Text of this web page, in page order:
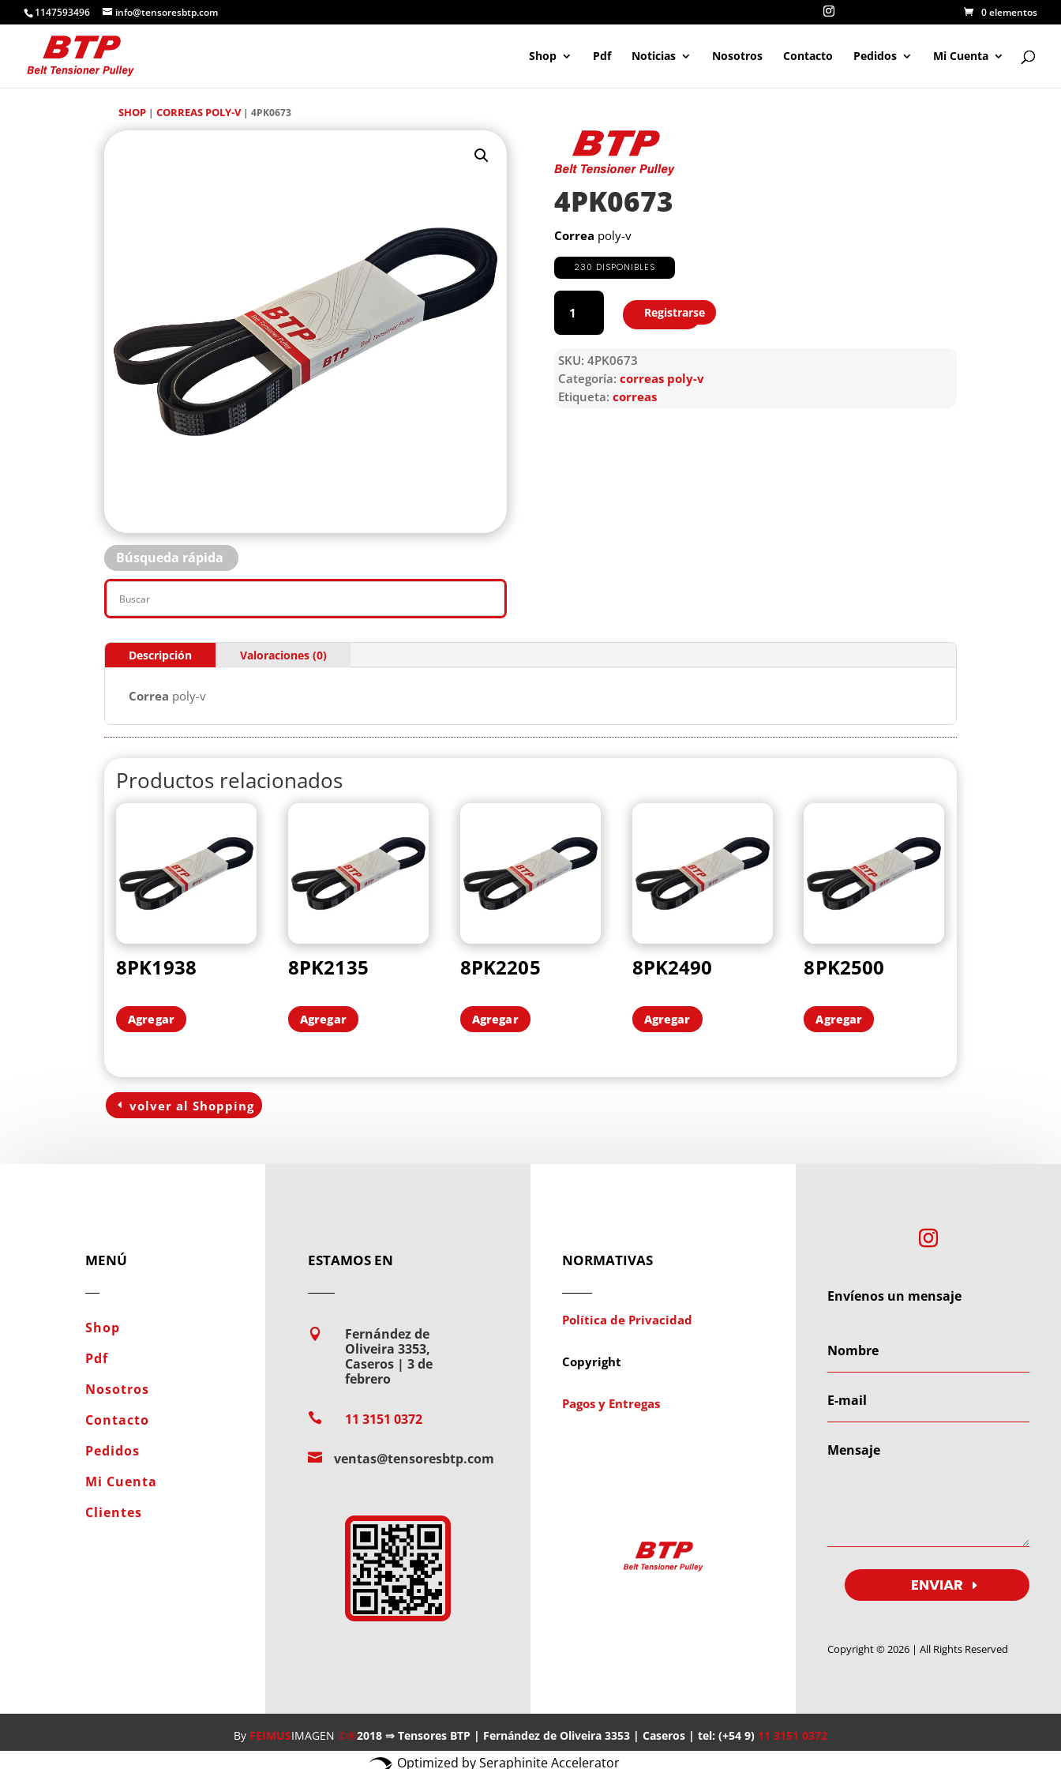
1147593496 info@tensoresbtp.com 0 elementos
Shop Pdf Noticias Nosotros Contacto Pedidos Mi Cuenta
SHOP | CORREAS POLY-V| 4PK0673
Búsqueda rápida
4PK0673
Correa poly-v
230 DISPONIBLES
4PK0673
cantidad
Agregar
Registrarse
SKU: 4PK0673
Categoría: correas poly-v
Etiqueta: correas
Descripción Valoraciones (0)
Correa poly-v
Productos relacionados
8PK1938
Agregar
8PK2135
Agregar
8PK2205
Agregar
8PK2490
Agregar
8PK2500
Agregar
volver al Shopping
MENÚ
Shop
Pdf
Nosotros
Contacto
Pedidos
Mi Cuenta
Clientes
ESTAMOS EN

Fernández de
Oliveira 3353,
Caseros | 3 de
febrero
 11 3151 0372
 ventas@tensoresbtp.com
NORMATIVAS
Política de Privacidad
Copyright
Pagos y Entregas
Envíenos un mensaje
ENVIAR
Copyright © 2026 | All Rights Reserved
By FEIMUSIMAGEN ©®2018 ⇒ Tensores BTP | Fernández de Oliveira 3353 | Caseros | tel: (+54 9) 11 3151 0372
Optimized by Seraphinite Accelerator